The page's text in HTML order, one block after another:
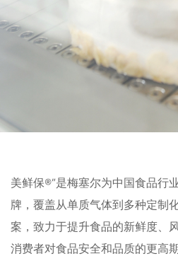
美鲜保®”是梅塞尔为中国食品行
牌，覆盖从单质气体到多种定制
案，致力于提升食品的新鲜度、
消费者对食品安全和品质的更高期